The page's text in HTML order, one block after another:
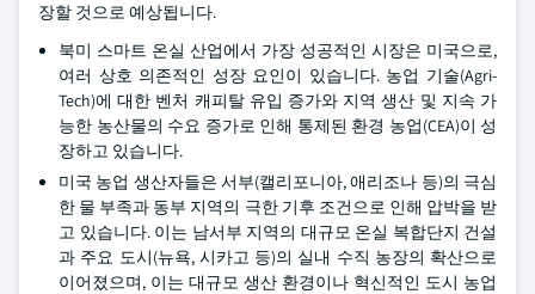
장할 것으로 예상됩니다.
북미 스마트 온실 산업에서 가장 성공적인 시장은 미국으로,
여러 상호 의존적인 성장 요인이 있습니다. 농업 기술(Agri-
Tech)에 대한 벤처 캐피탈 유입 증가와 지역 생산 및 지속 가
능한 농산물의 수요 증가로 인해 통제된 환경 농업(CEA)이 성
장하고 있습니다.
미국 농업 생산자들은 서부(캘리포니아, 애리조나 등)의 극심
한 물 부족과 동부 지역의 극한 기후 조건으로 인해 압박을 받
고 있습니다. 이는 남서부 지역의 대규모 온실 복합단지 건설
과 주요 도시(뉴욕, 시카고 등)의 실내 수직 농장의 확산으로
이어졌으며, 이는 대규모 생산 환경이나 혁신적인 도시 농업